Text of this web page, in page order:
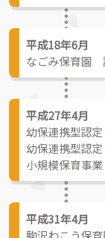
平成18年6月
なごみ保育園
平成27年4月
幼保連携型認
幼保連携型認
小規模保育事
平成31年4月